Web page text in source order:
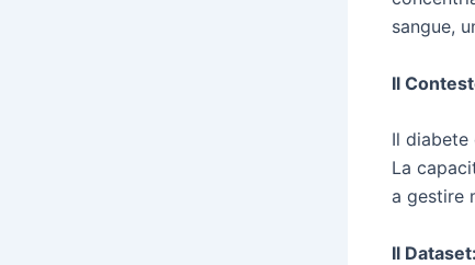
sangue,
Il
Il diabete
La
a gestire
Il Dataset: